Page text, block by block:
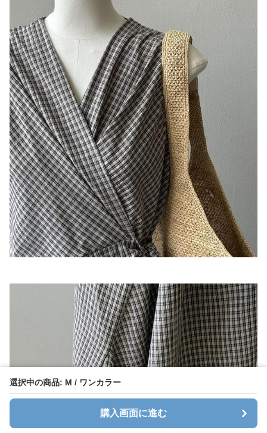
選択中の商品: M / ワンカラー
購入画面に進む